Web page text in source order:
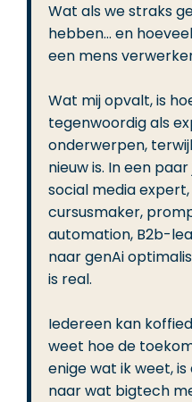
Wat als we straks
hebben… en
een mens
Wat mij opvalt, is
tegenwoordig als
onderwerpen,
nieuw is. In een
social media
cursusmaker,
automation, B2b-
naar genAi
is real.
Iedereen kan
weet hoe de
enige wat ik weet,
naar wat bigtech